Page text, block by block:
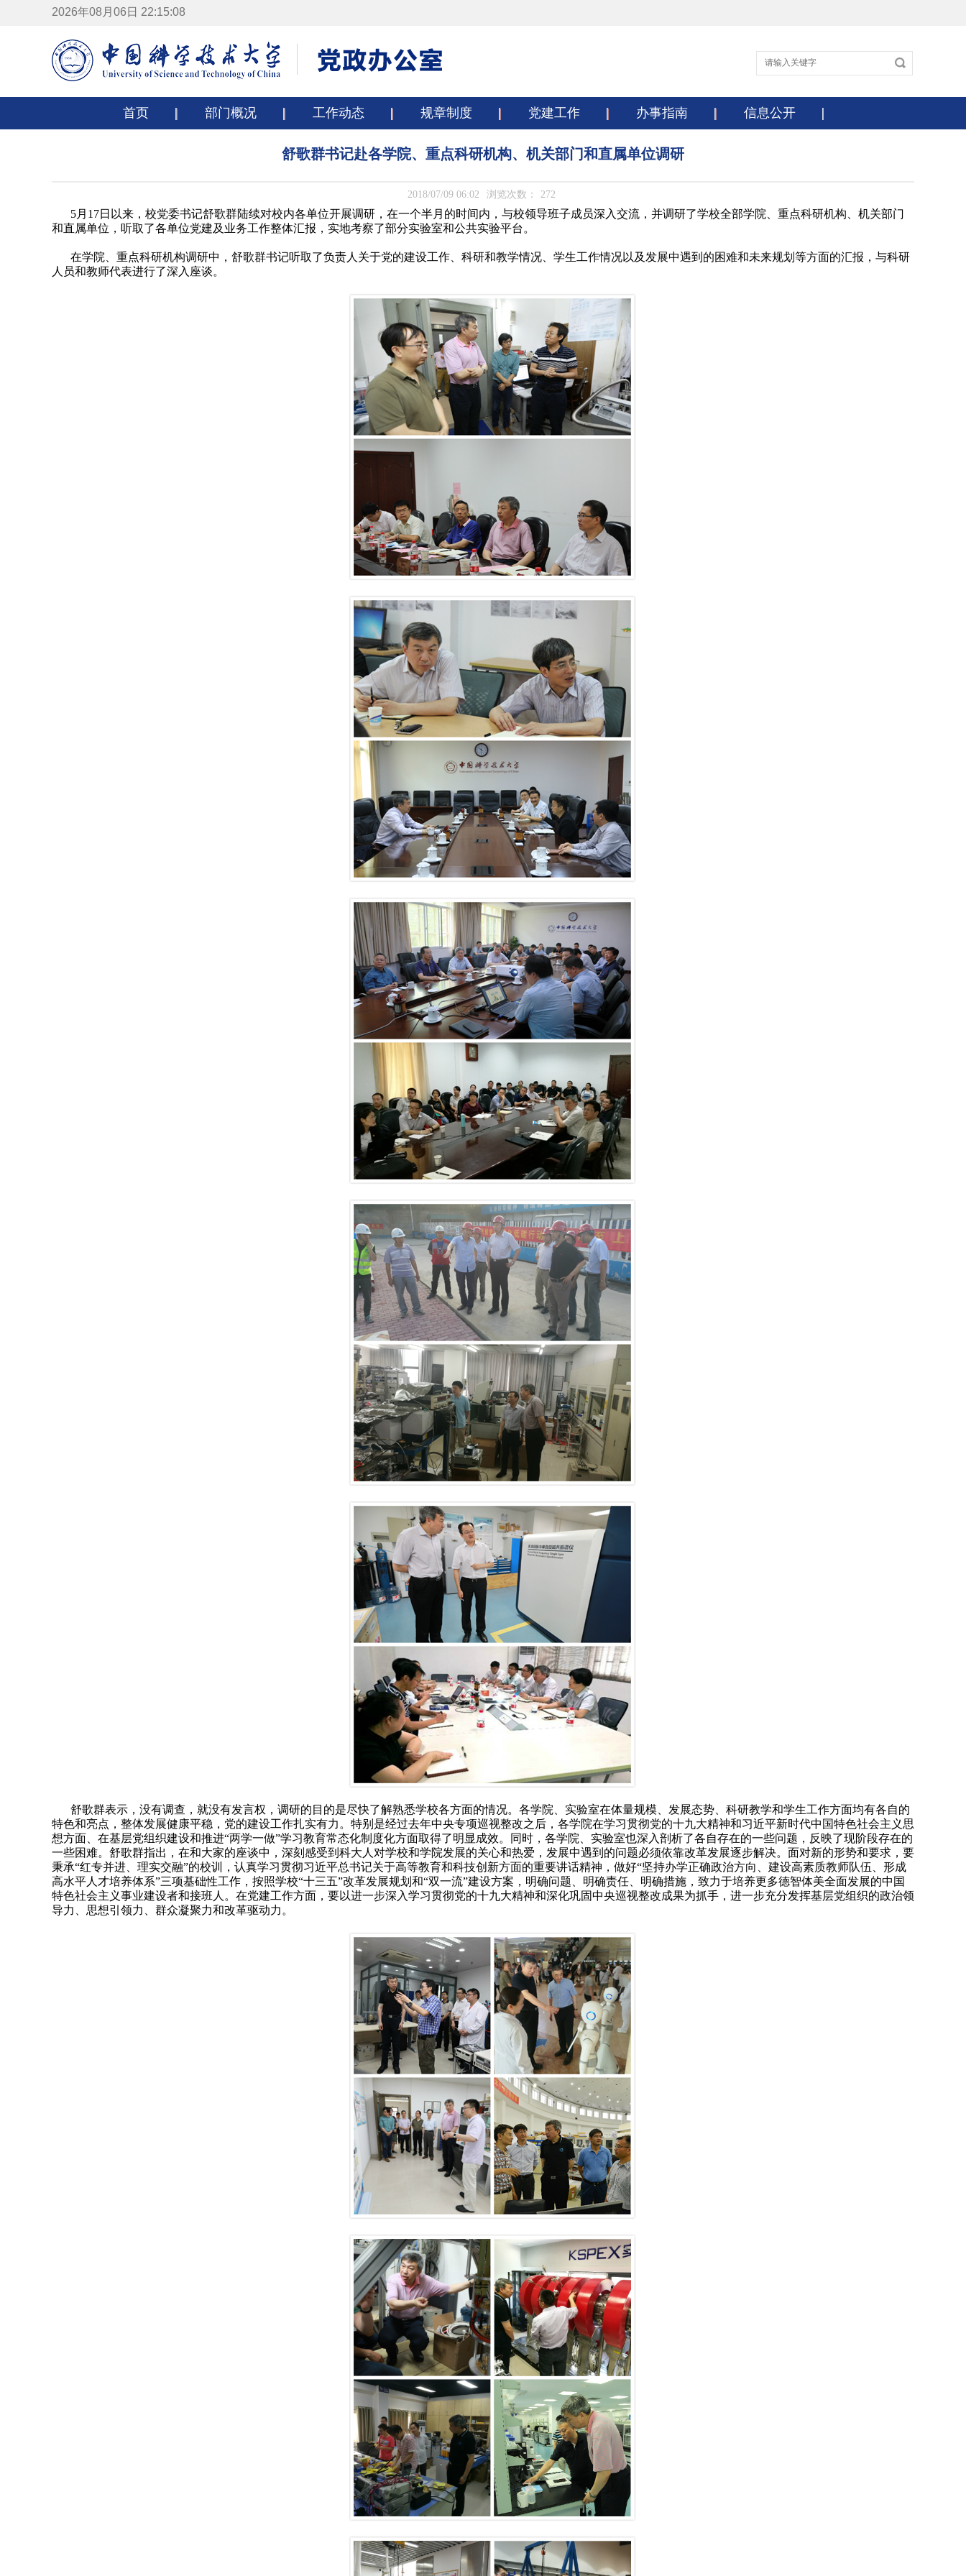
2026年08月06日 22:15:09
首页 部门概况 工作动态 规章制度 党建工作 办事指南 信息公开
舒歌群书记赴各学院、重点科研机构、机关部门和直属单位调研
2018/07/09 06:02 浏览次数： 272
5月17日以来，校党委书记舒歌群陆续对校内各单位开展调研，在一个半月的时间内，与校领导班子成员深入交流，并调研了学校全部学院、重点科研机构、机关部门
和直属单位，听取了各单位党建及业务工作整体汇报，实地考察了部分实验室和公共实验平台。
在学院、重点科研机构调研中，舒歌群书记听取了负责人关于党的建设工作、科研和教学情况、学生工作情况以及发展中遇到的困难和未来规划等方面的汇报，与科研
人员和教师代表进行了深入座谈。
舒歌群表示，没有调查，就没有发言权，调研的目的是尽快了解熟悉学校各方面的情况。各学院、实验室在体量规模、发展态势、科研教学和学生工作方面均有各自的
特色和亮点，整体发展健康平稳，党的建设工作扎实有力。特别是经过去年中央专项巡视整改之后，各学院在学习贯彻党的十九大精神和习近平新时代中国特色社会主义思
想方面、在基层党组织建设和推进“两学一做”学习教育常态化制度化方面取得了明显成效。同时，各学院、实验室也深入剖析了各自存在的一些问题，反映了现阶段存在的
一些困难。舒歌群指出，在和大家的座谈中，深刻感受到科大人对学校和学院发展的关心和热爱，发展中遇到的问题必须依靠改革发展逐步解决。面对新的形势和要求，要
秉承“红专并进、理实交融”的校训，认真学习贯彻习近平总书记关于高等教育和科技创新方面的重要讲话精神，做好“坚持办学正确政治方向、建设高素质教师队伍、形成
高水平人才培养体系”三项基础性工作，按照学校“十三五”改革发展规划和“双一流”建设方案，明确问题、明确责任、明确措施，致力于培养更多德智体美全面发展的中国
特色社会主义事业建设者和接班人。在党建工作方面，要以进一步深入学习贯彻党的十九大精神和深化巩固中央巡视整改成果为抓手，进一步充分发挥基层党组织的政治领
导力、思想引领力、群众凝聚力和改革驱动力。